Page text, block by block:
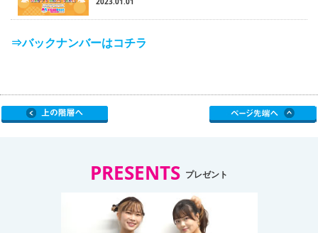
⇒バックナンバーはコチラ
PRESENTS プレゼント